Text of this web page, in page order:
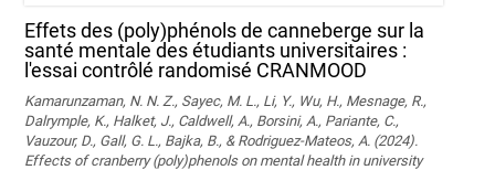
Effets des (poly)phénols de canneberge sur la
santé mentale des étudiants universitaires :
l'essai contrôlé randomisé CRANMOOD
Kamarunzaman, N. N. Z., Sayec, M. L., Li, Y., Wu, H., Mesnage, R.,
Dalrymple, K., Halket, J., Caldwell, A., Borsini, A., Pariante, C.,
Vauzour, D., Gall, G. L., Bajka, B., & Rodriguez-Mateos, A. (2024).
Effects of cranberry (poly)phenols on mental health in university